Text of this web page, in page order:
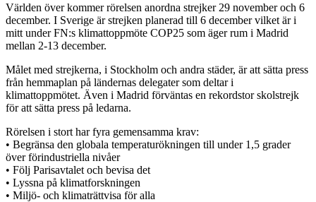
Världen över kommer rörelsen anordna strejker 29 november och 6
december. I Sverige är strejken planerad till 6 december vilket är i
mitt under FN:s klimattoppmöte COP25 som äger rum i Madrid
mellan 2-13 december.
Målet med strejkerna, i Stockholm och andra städer, är att sätta press
från hemmaplan på ländernas delegater som deltar i
klimattoppmötet. Även i Madrid förväntas en rekordstor skolstrejk
för att sätta press på ledarna.
Rörelsen i stort har fyra gemensamma krav:
• Begränsa den globala temperaturökningen till under 1,5 grader
över förindustriella nivåer
• Följ Parisavtalet och bevisa det
• Lyssna på klimatforskningen
• Miljö- och klimaträttvisa för alla